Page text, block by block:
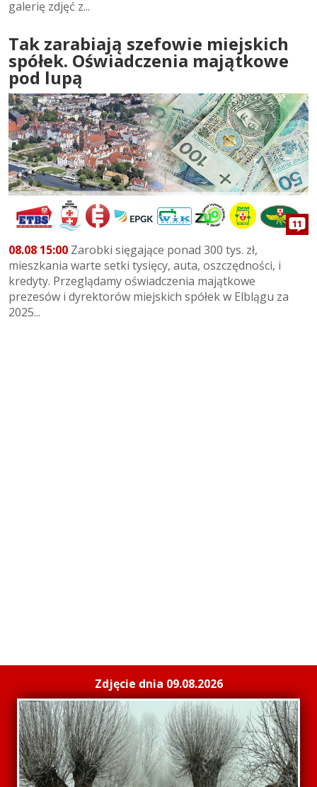
galerię zdjęć z...
Tak zarabiają szefowie miejskich
spółek. Oświadczenia majątkowe
pod lupą
11
08.08 15:00 Zarobki sięgające ponad 300 tys. zł,
mieszkania warte setki tysięcy, auta, oszczędności, i
kredyty. Przeglądamy oświadczenia majątkowe
prezesów i dyrektorów miejskich spółek w Elblągu za
2025...
Zdjęcie dnia 09.08.2026